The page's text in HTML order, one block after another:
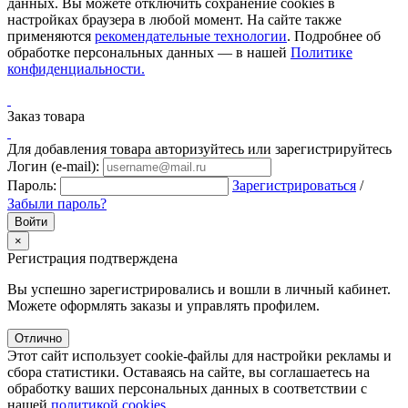
настройках браузера в любой момент. На сайте также
применяются рекомендательные технологии. Подробнее об
обработке персональных данных — в нашей Политике
конфиденциальности.
Заказ товара
Для добавления товара авторизуйтесь или зарегистрируйтесь
Логин (e-mail):
Пароль:
Зарегистрироваться /
Забыли пароль?
×
Регистрация подтверждена
Вы успешно зарегистрировались и вошли в личный кабинет.
Можете оформлять заказы и управлять профилем.
Отлично
Этот сайт использует cookie-файлы для настройки рекламы и
сбора статистики. Оставаясь на сайте, вы соглашаетесь на
обработку ваших персональных данных в соответствии с
нашей политикой cookies.